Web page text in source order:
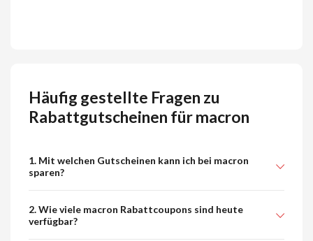
Häufig gestellte Fragen zu
Rabattgutscheinen für macron
1. Mit welchen Gutscheinen kann ich bei macron
sparen?
2. Wie viele macron Rabattcoupons sind heute
verfügbar?